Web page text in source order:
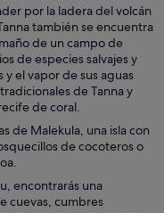
por la ladera del volcán
también se encuentra
de un campo de
de especies salvajes y
y el vapor de sus aguas
de Tanna y
de coral.
de Malekula, una isla con
de cocoteros o
encontrarás una
cuevas, cumbres